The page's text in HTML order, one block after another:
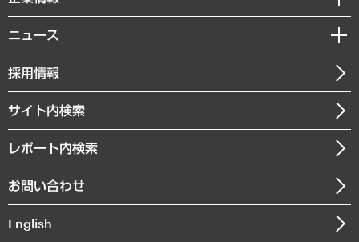
共生・ダイバーシティ
GRC（ガバナンス・リスク・コンプライアンス）・防災（政策）
経済・産業・雇用・労働
まちづくり・観光・交通・スポーツ・スマートシティ
自然資源・農林水産業・食料システム
経営用語集
受託・受注実績（官公庁関連）
メディア掲載・出演
MUFGビジネスセミナー
受託案件情報
私たちの想い
社長メッセージ
会社概要
沿革
組織図・本部部室紹介
インドネシア現地法人
ニュース
ニュースリリース
お知らせ
採用情報
サイト内検索
レポート内検索
お問い合わせ
English